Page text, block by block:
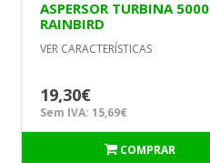
ASPERSOR TURBINA 5000
RAINBIRD
VER CARACTERÍSTICAS
19,30€
Sem IVA: 15,69€
COMPRAR